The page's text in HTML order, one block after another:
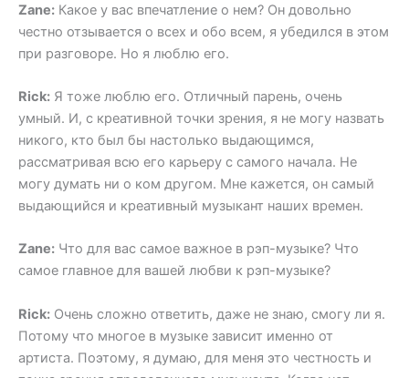
Zane: Какое у вас впечатление о нем? Он довольно
честно отзывается о всех и обо всем, я убедился в этом
при разговоре. Но я люблю его.
Rick: Я тоже люблю его. Отличный парень, очень
умный. И, с креативной точки зрения, я не могу назвать
никого, кто был бы настолько выдающимся,
рассматривая всю его карьеру с самого начала. Не
могу думать ни о ком другом. Мне кажется, он самый
выдающийся и креативный музыкант наших времен.
Zane: Что для вас самое важное в рэп-музыке? Что
самое главное для вашей любви к рэп-музыке?
Rick: Очень сложно ответить, даже не знаю, смогу ли я.
Потому что многое в музыке зависит именно от
артиста. Поэтому, я думаю, для меня это честность и